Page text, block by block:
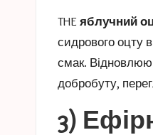
THE яблучний
сидрового оцту
смак.
добробуту,
3)